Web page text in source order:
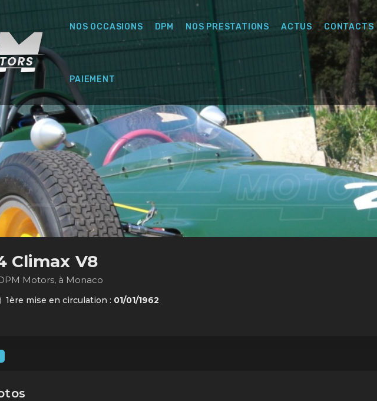
NOS OCCASIONS DPM NOS PRESTATIONS ACTUS CONTACTS
PAIEMENT
Climax V8
Motors, à Monaco
1ère mise en circulation : 01/01/1962